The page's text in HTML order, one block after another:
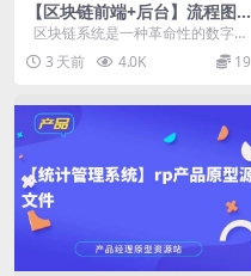
【区块链前端+后台】流程图
+思维导图+产品原型源文件
区块链系统是一种革命性的数字技
术，被广泛认为是继互联网之后的
又一次...
3 天前 4.0K 19